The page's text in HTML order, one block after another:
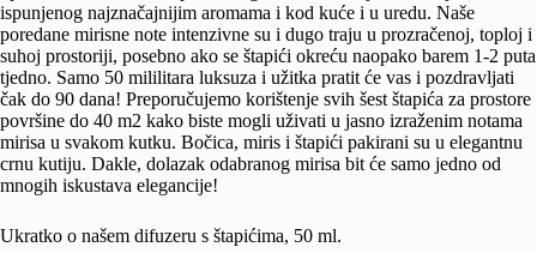
ispunjenog najznačajnijim aromama i kod kuće i u uredu. Naše
poredane mirisne note intenzivne su i dugo traju u prozračenoj, toploj i
suhoj prostoriji, posebno ako se štapići okreću naopako barem 1-2 puta
tjedno. Samo 50 mililitara luksuza i užitka pratit će vas i pozdravljati
čak do 90 dana! Preporučujemo korištenje svih šest štapića za prostore
površine do 40 m2 kako biste mogli uživati ​​u jasno izraženim notama
mirisa u svakom kutku. Bočica, miris i štapići pakirani su u elegantnu
crnu kutiju. Dakle, dolazak odabranog mirisa bit će samo jedno od
mnogih iskustava elegancije!
Ukratko o našem difuzeru s štapićima, 50 ml.